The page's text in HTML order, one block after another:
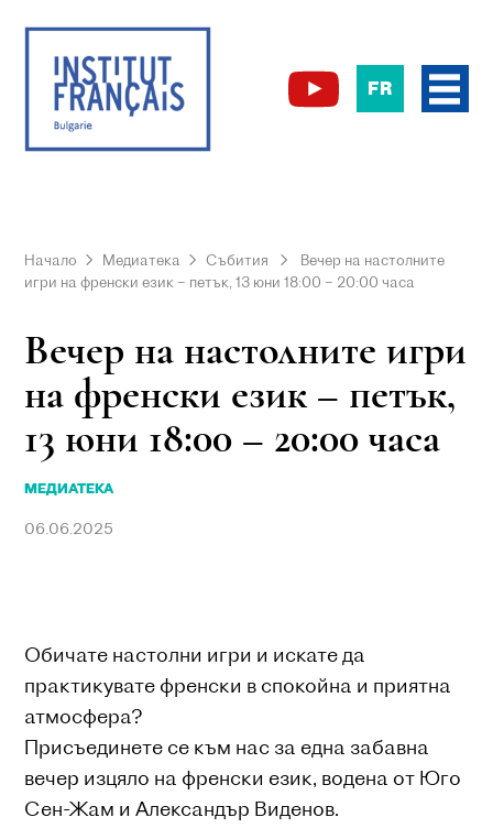
FR
Начало Медиатека Събития
Вечер на настолните
игри на френски език – петък, 13 юни 18:00 – 20:00 часа
Вечер на настолните игри
на френски език – петък,
13 юни 18:00 – 20:00 часа
МЕДИАТЕКА
06.06.2025
Обичате настолни игри и искате да
практикувате френски в спокойна и приятна
атмосфера?
Присъединете се към нас за една забавна
вечер изцяло на френски език, водена от Юго
Сен-Жам и Александър Виденов.